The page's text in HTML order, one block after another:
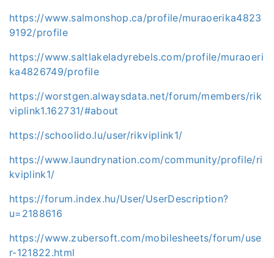
https://www.salmonshop.ca/profile/muraoerika4823
9192/profile
https://www.saltlakeladyrebels.com/profile/muraoeri
ka4826749/profile
https://worstgen.alwaysdata.net/forum/members/rik
viplink1.162731/#about
https://schoolido.lu/user/rikviplink1/
https://www.laundrynation.com/community/profile/ri
kviplink1/
https://forum.index.hu/User/UserDescription?
u=2188616
https://www.zubersoft.com/mobilesheets/forum/use
r-121822.html